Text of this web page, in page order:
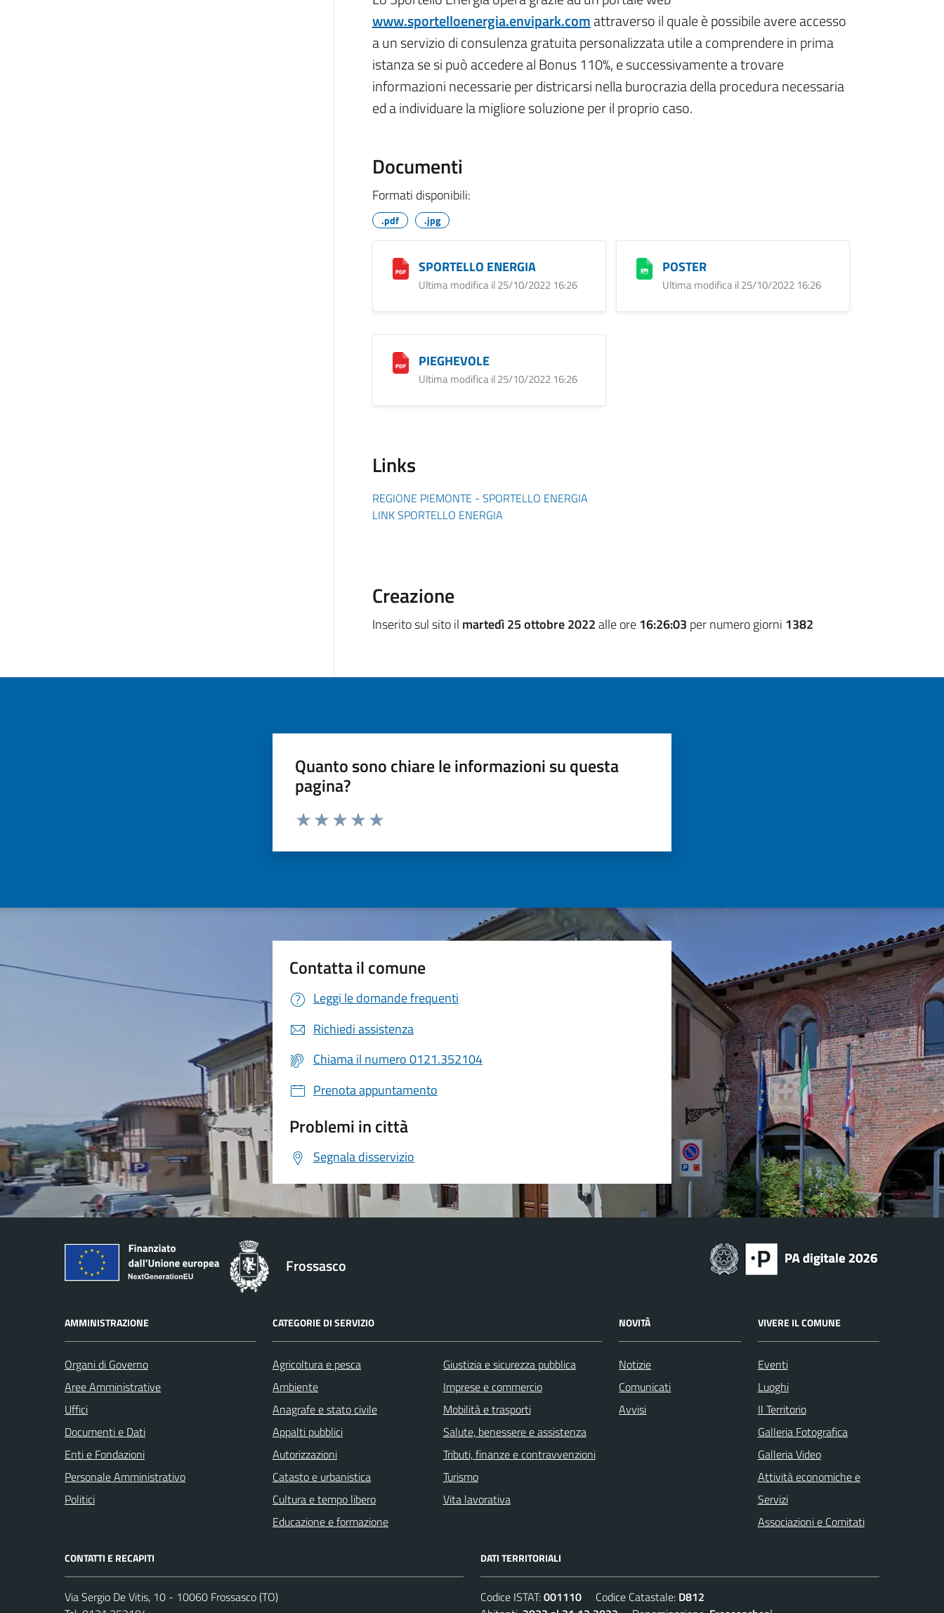
www.sportelloenergia.envipark.comattraverso il quale è possibile avere accesso
a un servizio di consulenza gratuita personalizzata utile a comprendere in prima
istanza se si può accedere al Bonus 110%, e successivamente a trovare
informazioni necessarie per districarsi nella burocrazia della procedura necessaria
ed a individuare la migliore soluzione per il proprio caso.
Documenti
Formati disponibili:
.pdf .jpg
SPORTELLO ENERGIA
Ultima modifica il 25/10/2022 16:26
POSTER
Ultima modifica il 25/10/2022 16:26
PIEGHEVOLE
Ultima modifica il 25/10/2022 16:26
Links
REGIONE PIEMONTE - SPORTELLO ENERGIA
LINK SPORTELLO ENERGIA
Creazione
Inserito sul sito il martedì 25 ottobre 2022alle ore16:26:03 per numero giorni 1382
Quanto sono chiare le informazioni su questa
pagina?
Valuta da 1 a 5 stelle la pagina
Contatta il comune
Leggi le domande frequenti
Richiedi assistenza
Chiama il numero 0121.352104
Prenota appuntamento
Problemi in città
Segnala disservizio
Frossasco
AMMINISTRAZIONE
Organi di Governo
Aree Amministrative
Uffici
Documenti e Dati
Enti e Fondazioni
Personale Amministrativo
Politici
CATEGORIE DI SERVIZIO
Agricoltura e pesca
Ambiente
Anagrafe e stato civile
Appalti pubblici
Autorizzazioni
Catasto e urbanistica
Cultura e tempo libero
Educazione e formazione
Giustizia e sicurezza pubblica
Imprese e commercio
Mobilità e trasporti
Salute, benessere e assistenza
Tributi, finanze e contravvenzioni
Turismo
Vita lavorativa
NOVITÀ
Notizie
Comunicati
Avvisi
VIVERE IL COMUNE
Eventi
Luoghi
Il Territorio
Galleria Fotografica
Galleria Video
Attività economiche e
Servizi
Associazioni e Comitati
CONTATTI E RECAPITI
Via Sergio De Vitis, 10 - 10060 Frossasco (TO)
DATI TERRITORIALI
Codice ISTAT:001110 Codice Catastale: D812